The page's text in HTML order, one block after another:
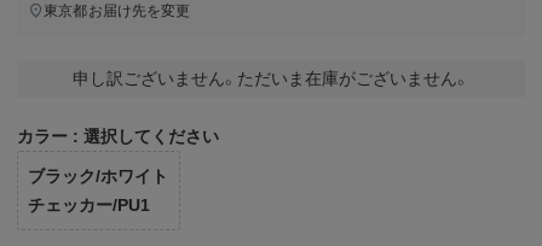
東京都お届け先を変更
申し訳ございません。ただいま在庫がございません。
カラー 選択してください
ブラック/ホワイト
チェッカー/PU1